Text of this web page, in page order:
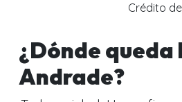
Crédito
¿Dónde queda
Andrade?